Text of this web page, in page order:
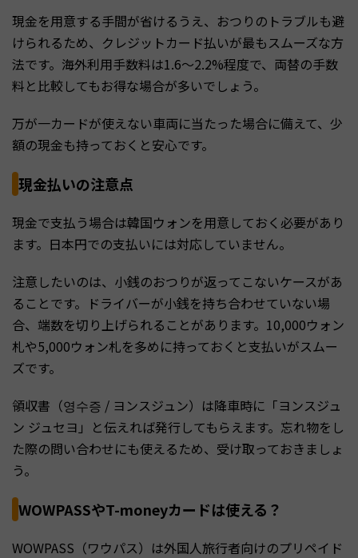
現金を用意する手間が省けるうえ、おつりのトラブルも避
けられるため、クレジットカード払いが最もスムーズな方
法です。海外利用手数料は1.6〜2.2%程度で、両替の手数
料と比較してもお得な場合が多いでしょう。
万が一カードが使えない車両に当たった場合に備えて、少
額の現金も持っておくと安心です。
現金払いの注意点
現金で支払う場合は韓国ウォンを用意しておく必要があり
ます。日本円での支払いには対応していません。
注意したいのは、小銭のおつりが返ってこないケースがあ
ることです。ドライバーが小銭を持ち合わせていない場
合、端数を切り上げられることがあります。10,000ウォン
札や5,000ウォン札を多めに持っておくと支払いがスムー
ズです。
領収書（영수증 / ヨンスジュン）は降車時に「ヨンスジュ
ン ジュセヨ」と伝えれば発行してもらえます。忘れ物をし
た際の問い合わせにも使えるため、受け取っておきましょ
う。
WOWPASSやT-moneyカードは使える？
WOWPASS（ワウパス）は外国人旅行者向けのプリペイド